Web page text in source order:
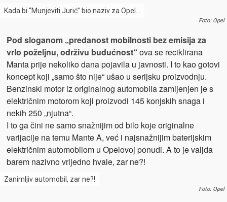
Kada bi “Munjeviti Jurić” bio naziv za Opel…
Foto: Opel
Pod sloganom „predanost mobilnosti bez emisija za
vrlo poželjnu, održivu budućnost“ ova se reciklirana
Manta prije nekoliko dana pojavila u javnosti. I to kao gotovi
koncept koji „samo što nije“ ušao u serijsku proizvodnju.
Benzinski motor iz originalnog automobila zamijenjen je s
električnim motorom koji proizvodi 145 konjskih snaga i
nekih 250 „njutna“.
I to ga čini ne samo snažnijim od bilo koje originalne
varijacije na temu Mante A, već i najsnažnijim baterijskim
električnim automobilom u Opelovoj ponudi. A to je valjda
barem nazivno vrijedno hvale, zar ne?!
Zanimljiv automobil, zar ne?!
Foto: Opel